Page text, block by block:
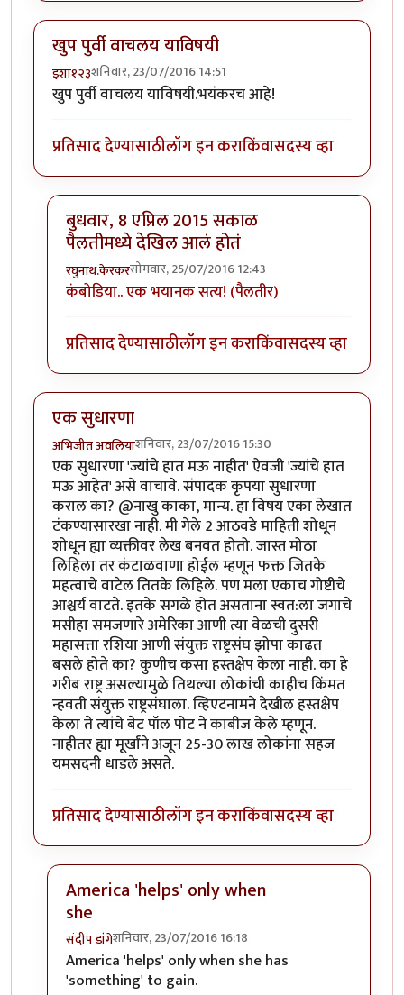
खुप पुर्वी वाचलय याविषयी
इशा१२३शनिवार, 23/07/2016 14:51
खुप पुर्वी वाचलय याविषयी.भयंकरच आहे!
प्रतिसाद देण्यासाठीलॉग इन कराकिंवासदस्य व्हा
बुधवार, 8 एप्रिल 2015 सकाळ
पैलतीमध्ये देखिल आलं होतं
रघुनाथ.केरकरसोमवार, 25/07/2016 12:43
In reply toखुप पुर्वी वाचलय याविषयी
कंबोडिया.. एक भयानक सत्य! (पैलतीर)
प्रतिसाद देण्यासाठीलॉग इन कराकिंवासदस्य व्हा
एक सुधारणा
अभिजीत अवलियाशनिवार, 23/07/2016 15:30
एक सुधारणा 'ज्यांचे हात मऊ नाहीत' ऐवजी 'ज्यांचे हात
मऊ आहेत' असे वाचावे. संपादक कृपया सुधारणा
कराल का? @नाखु काका, मान्य. हा विषय एका लेखात
टंकण्यासारखा नाही. मी गेले 2 आठवडे माहिती शोधून
शोधून ह्या व्यक्तीवर लेख बनवत होतो. जास्त मोठा
लिहिला तर कंटाळवाणा होईल म्हणून फक्त जितके
महत्वाचे वाटेल तितके लिहिले. पण मला एकाच गोष्टीचे
आश्चर्य वाटते. इतके सगळे होत असताना स्वत:ला जगाचे
मसीहा समजणारे अमेरिका आणी त्या वेळची दुसरी
महासत्ता रशिया आणी संयुक्त राष्ट्रसंघ झोपा काढत
बसले होते का? कुणीच कसा हस्तक्षेप केला नाही. का हे
गरीब राष्ट्र असल्यामुळे तिथल्या लोकांची काहीच किंमत
न्हवती संयुक्त राष्ट्रसंघाला. व्हिएटनामने देखील हस्तक्षेप
केला ते त्यांचे बेट पॉल पोट ने काबीज केले म्हणून.
नाहीतर ह्या मूर्खांने अजून 25-30 लाख लोकांना सहज
यमसदनी धाडले असते.
प्रतिसाद देण्यासाठीलॉग इन कराकिंवासदस्य व्हा
America 'helps' only when
she
संदीप डांगेशनिवार, 23/07/2016 16:18
In reply toएक सुधारणाbyअभिजीत अवलिया
America 'helps' only when she has
'something' to gain.